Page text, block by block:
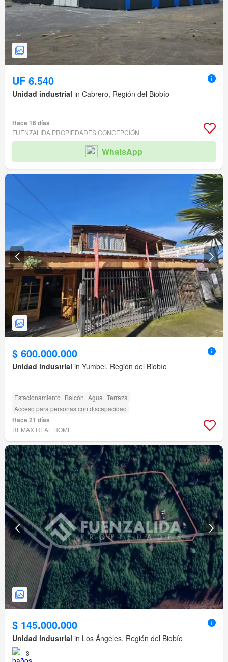
UF 6.540
Unidad industrial in Cabrero, Región del Biobío
Hace 16 días
FUENZALIDA PROPIEDADES CONCEPCIÓN
WhatsApp
$ 600.000.000
Unidad industrial in Yumbel, Región del Biobío
Estacionamiento Balcón Agua Terraza
Acceso para personas con discapacidad
Hace 21 días
REMAX REAL HOME
$ 145.000.000
Unidad industrial in Los Ángeles, Región del Biobío
3